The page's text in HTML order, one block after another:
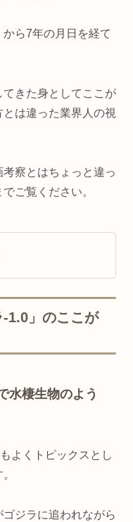
ら7年の月日を経て
きた身としてここが
は違った業界人の視
察とはちょっと違っ
ご覧ください。
1.0」のここが
水棲生物のよう
よくトピックスとし
ジラに追われながら